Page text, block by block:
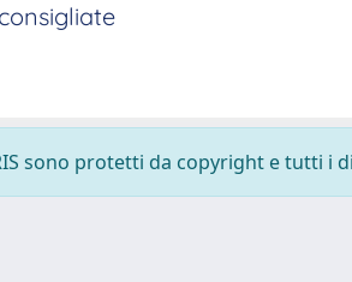
sono protetti da copyright e tutti i